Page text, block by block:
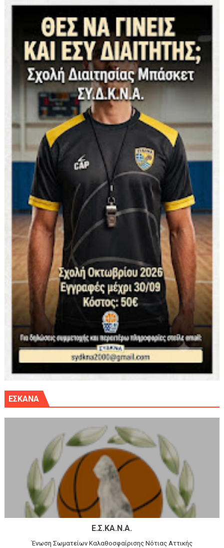
ΕΣΚΑΝΑ
Ε.Σ.ΚΑ.Ν.Α.
Ένωση Σωματείων Καλαθοσφαίρισης Νότιας Αττικής